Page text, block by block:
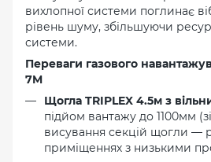
вихлопної системи поглинає
рівень шуму, збільшуючи
системи.
Переваги газового
7M
Щогла TRIPLEX 4.5м з
підйом вантажу до 1100мм
висування секцій щогли —
приміщеннях з низькими